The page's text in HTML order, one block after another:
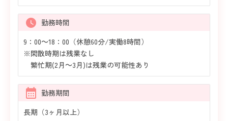
勤務時間
9：00～18：00（休憩60分/実働8時間）
※閑散時期は残業なし
繁忙期(2月～3月)は残業の可能性あり
勤務期間
長期（3ヶ月以上）